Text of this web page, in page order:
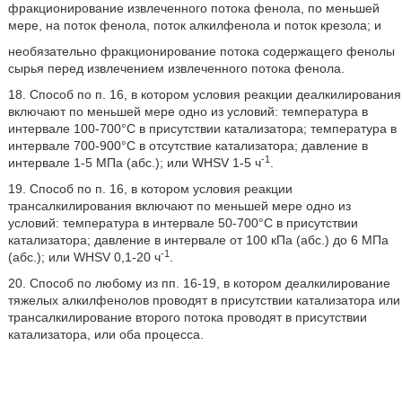
фракционирование извлеченного потока фенола, по меньшей
мере, на поток фенола, поток алкилфенола и поток крезола; и
необязательно фракционирование потока содержащего фенолы
сырья перед извлечением извлеченного потока фенола.
18. Способ по п. 16, в котором условия реакции деалкилирования
включают по меньшей мере одно из условий: температура в
интервале 100-700°C в присутствии катализатора; температура в
интервале 700-900°C в отсутствие катализатора; давление в
интервале 1-5 МПа (абс.); или WHSV 1-5 ч-1.
19. Способ по п. 16, в котором условия реакции
трансалкилирования включают по меньшей мере одно из
условий: температура в интервале 50-700°C в присутствии
катализатора; давление в интервале от 100 кПа (абс.) до 6 МПа
(абс.); или WHSV 0,1-20 ч-1.
20. Способ по любому из пп. 16-19, в котором деалкилирование
тяжелых алкилфенолов проводят в присутствии катализатора или
трансалкилирование второго потока проводят в присутствии
катализатора, или оба процесса.